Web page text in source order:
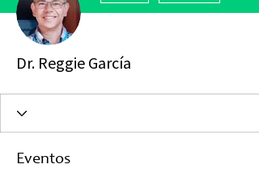
Dr. Reggie García
Eventos